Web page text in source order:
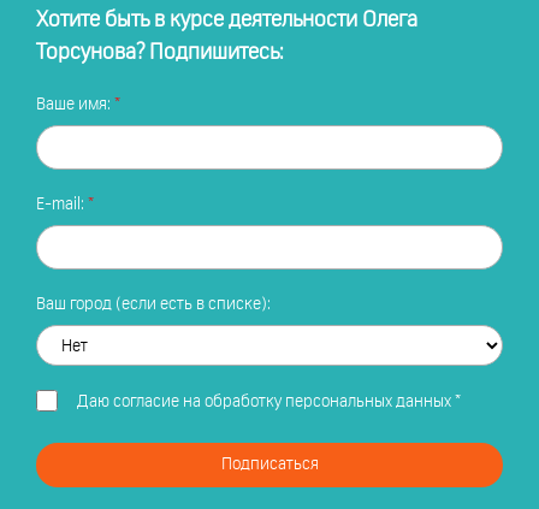
Хотите быть в курсе деятельности Олега
Торсунова? Подпишитесь:
Ваше имя:
E-mail:
Ваш город (если есть в списке):
Даю согласие на обработку персональных данных*
Подписаться